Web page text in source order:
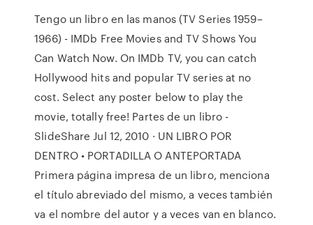
Tengo un libro en las manos (TV Series 1959–
1966) - IMDb Free Movies and TV Shows You
Can Watch Now. On IMDb TV, you can catch
Hollywood hits and popular TV series at no
cost. Select any poster below to play the
movie, totally free! Partes de un libro -
SlideShare Jul 12, 2010 · UN LIBRO POR
DENTRO • PORTADILLA O ANTEPORTADA
Primera página impresa de un libro, menciona
el título abreviado del mismo, a veces también
va el nombre del autor y a veces van en blanco.